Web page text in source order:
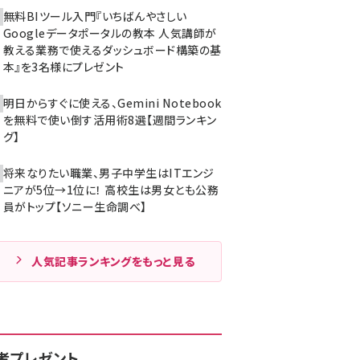
無料BIツール入門『いちばんやさしい
Googleデータポータルの教本 人気講師が
教える業務で使えるダッシュボード構築の基
本』を3名様にプレゼント
明日からすぐに使える、Gemini Notebook
を無料で使い倒す活用術8選【週間ランキン
グ】
将来なりたい職業、男子中学生はITエンジ
ニアが5位→1位に！ 高校生は男女とも公務
員がトップ【ソニー生命調べ】
人気記事ランキングをもっと見る